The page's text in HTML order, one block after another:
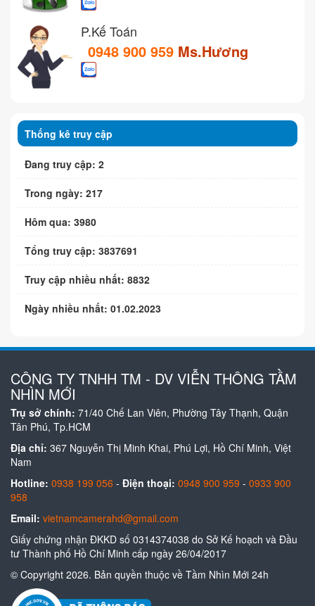
P.Kế Toán
0948 900 959 Ms.Hương
Thống kê truy cập
Đang truy cập: 2
Trong ngày: 217
Hôm qua: 3980
Tổng truy cập: 3837691
Truy cập nhiều nhất: 8832
Ngày nhiều nhất: 01.02.2023
CÔNG TY TNHH TM - DV VIỄN THÔNG TẦM
NHÌN MỚI
Trụ sở chính: 71/40 Chế Lan Viên, Phường Tây Thạnh, Quận
Tân Phú, Tp.HCM
Địa chỉ: 367 Nguyễn Thị Minh Khai, Phú Lợi, Hồ Chí Minh, Việt
Nam
Hotline: 0938 199 056 - Điện thoại: 0948 900 959 - 0933 900
958
Email: vietnamcamerahd@gmail.com
Giấy chứng nhận ĐKKD số 0314374038 do Sở Kế hoạch và Đầu
tư Thành phố Hồ Chí Minh cấp ngày 26/04/2017
© Copyright 2026. Bản quyền thuộc về Tầm Nhìn Mới 24h